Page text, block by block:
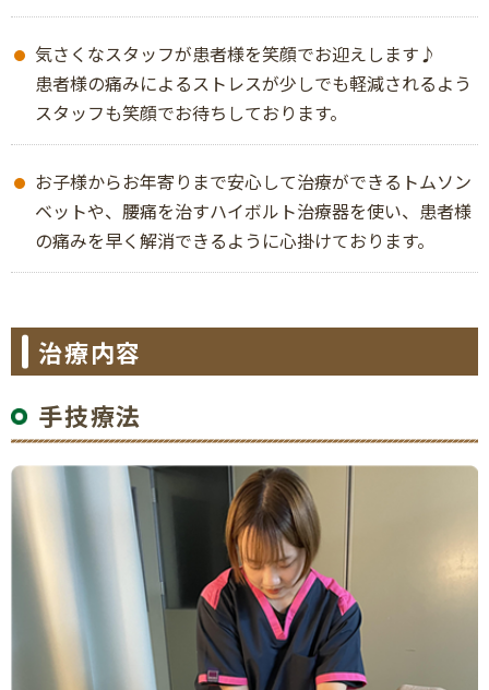
気さくなスタッフが患者様を笑顔でお迎えします♪
患者様の痛みによるストレスが少しでも軽減されるよう
スタッフも笑顔でお待ちしております。
お子様からお年寄りまで安心して治療ができるトムソン
ベットや、腰痛を治すハイボルト治療器を使い、患者様
の痛みを早く解消できるように心掛けております。
治療内容
手技療法